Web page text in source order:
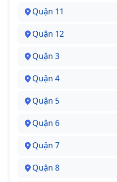
Quận 11
Quận 12
Quận 3
Quận 4
Quận 5
Quận 6
Quận 7
Quận 8